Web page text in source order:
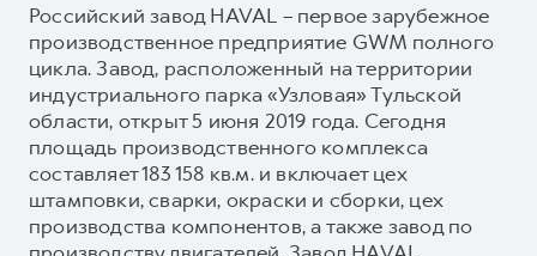
Российский завод HAVAL – первое зарубежное
производственное предприятие GWM полного
цикла. Завод, расположенный на территории
индустриального парка «Узловая» Тульской
области, открыт 5 июня 2019 года. Сегодня
площадь производственного комплекса
составляет 183 158 кв.м. и включает цех
штамповки, сварки, окраски и сборки, цех
производства компонентов, а также завод по